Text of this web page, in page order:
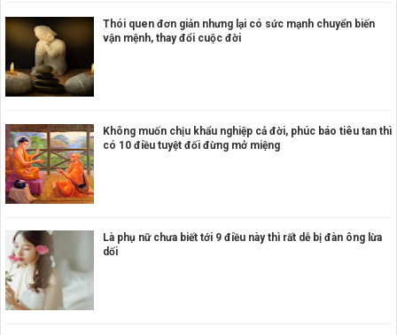
Thói quen đơn giản nhưng lại có sức mạnh chuyển biến
vận mệnh, thay đổi cuộc đời
Không muốn chịu khẩu nghiệp cả đời, phúc báo tiêu tan thì
có 10 điều tuyệt đối đừng mở miệng
Là phụ nữ chưa biết tới 9 điều này thì rất dễ bị đàn ông lừa
dối